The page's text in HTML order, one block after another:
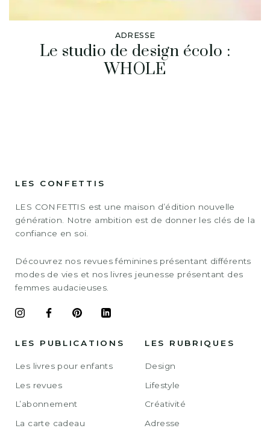
ADRESSE
Le studio de design écolo :
WHOLE
LES CONFETTIS
LES CONFETTIS est une maison d’édition nouvelle
génération. Notre ambition est de donner les clés de la
confiance en soi.
Découvrez nos revues féminines présentant différents
modes de vies et nos livres jeunesse présentant des
femmes audacieuses.
LES PUBLICATIONS
Les livres pour enfants
Les revues
L’abonnement
La carte cadeau
LES RUBRIQUES
Design
Lifestyle
Créativité
Adresse